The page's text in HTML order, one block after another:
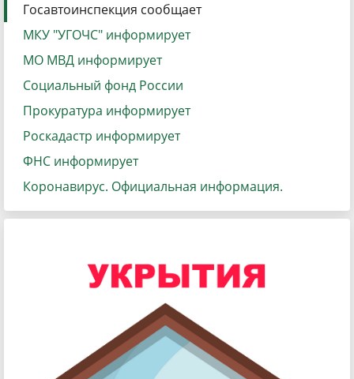
Госавтоинспекция сообщает
МКУ "УГОЧС" информирует
МО МВД информирует
Социальный фонд России
Прокуратура информирует
Роскадастр информирует
ФНС информирует
Коронавирус. Официальная информация.